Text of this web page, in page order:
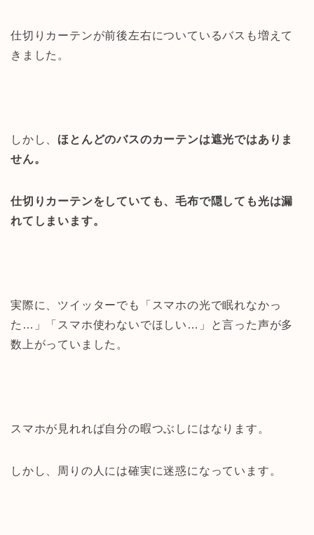
仕切りカーテンが前後左右についているバスも増えて
きました。
しかし、 ほとんどのバスのカーテンは遮光ではありま
せん。
仕切りカーテンをしていても、毛布で隠しても光は漏
れてしまいます。
実際に、ツイッターでも「スマホの光で眠れなかっ
た…」「スマホ使わないでほしい…」と言った声が多
数上がっていました。
スマホが見れれば自分の暇つぶしにはなります。
しかし、周りの人には確実に迷惑になっています。